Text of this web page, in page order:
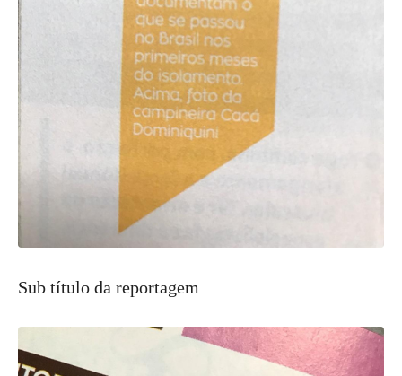
Sub título da reportagem